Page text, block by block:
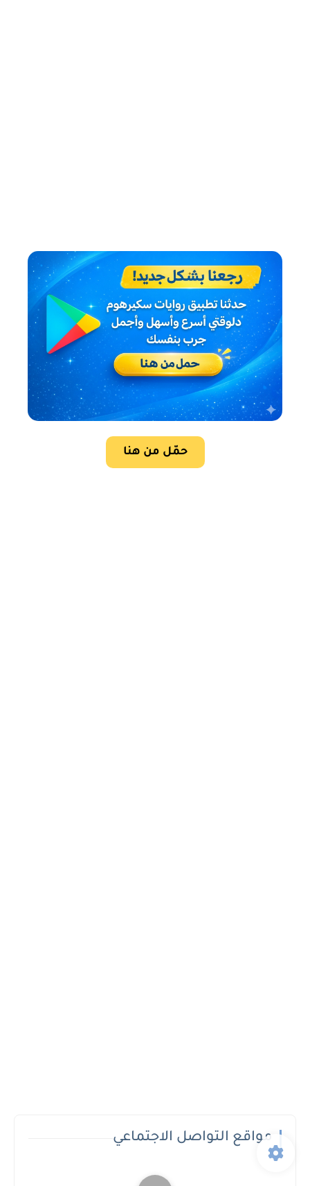
حمّل من هنا
مواقع التواصل الاجتماعي